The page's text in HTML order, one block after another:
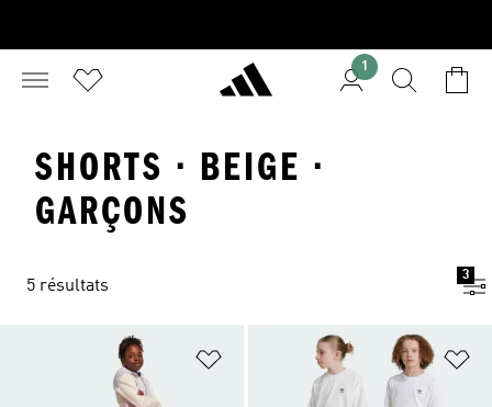
1
SHORTS · BEIGE ·
GARÇONS
5 résultats
3
Ajouter à la Liste de produits